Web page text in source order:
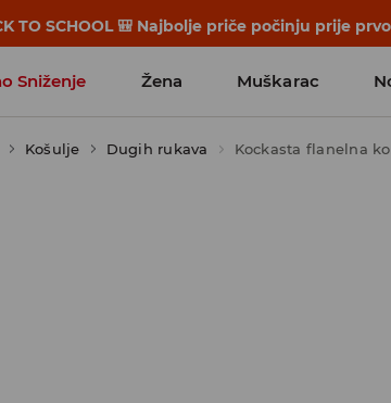
TO SCHOOL 🎒 Najbolje priče počinju prije
Sniženje Žena Muškarac
Košulje Dugih rukava Kockasta flanelna